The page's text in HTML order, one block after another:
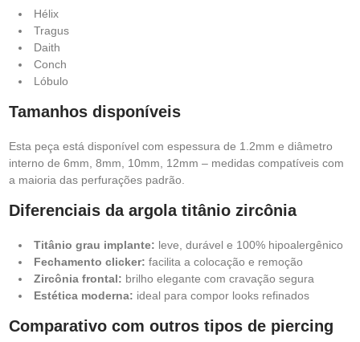
Hélix
Tragus
Daith
Conch
Lóbulo
Tamanhos disponíveis
Esta peça está disponível com espessura de 1.2mm e diâmetro
interno de 6mm, 8mm, 10mm, 12mm – medidas compatíveis com
a maioria das perfurações padrão.
Diferenciais da argola titânio zircônia
Titânio grau implante: leve, durável e 100% hipoalergênico
Fechamento clicker: facilita a colocação e remoção
Zircônia frontal: brilho elegante com cravação segura
Estética moderna: ideal para compor looks refinados
Comparativo com outros tipos de piercing